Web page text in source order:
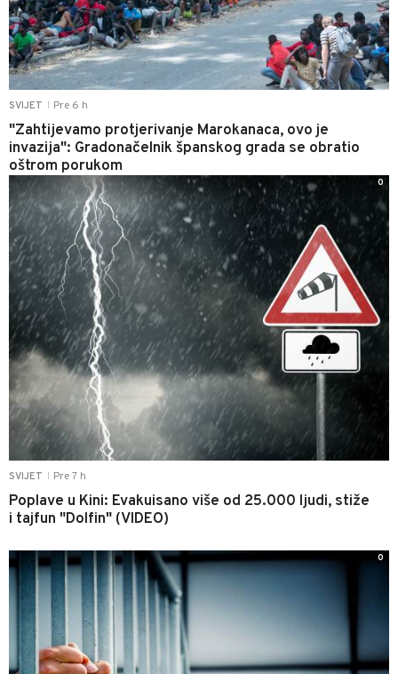
SVIJET Pre 6 h
"Zahtijevamo protjerivanje Marokanaca, ovo je
invazija": Gradonačelnik španskog grada se obratio
oštrom porukom
SVIJET Pre 7 h
Poplave u Kini: Evakuisano više od 25.000 ljudi, stiže
i tajfun "Dolfin" (VIDEO)
0
0